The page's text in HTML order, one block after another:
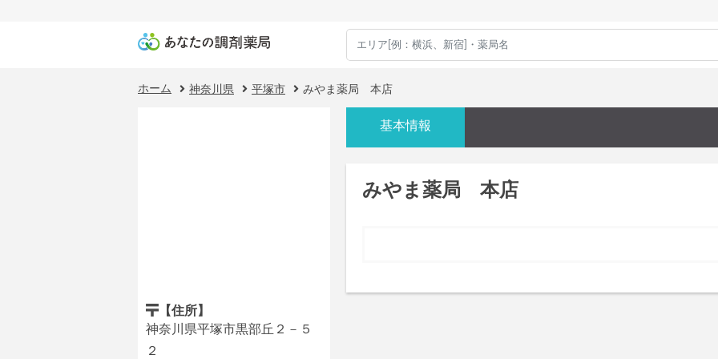
ホーム 神奈川県 平塚市 みやま薬局 本店
【住所】
神奈川県平塚市黒部丘２－５
２
基本情報
みやま薬局 本店